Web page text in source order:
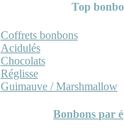
Top
Coffrets bonbons
Acidulés
Chocolats
Réglisse
Guimauve / Marshmallow
Bonbons par